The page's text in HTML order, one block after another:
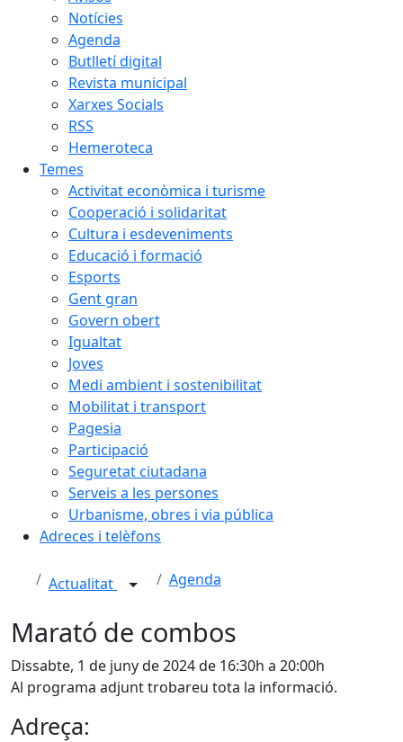
Notícies
Agenda
Butlletí digital
Revista municipal
Xarxes Socials
RSS
Hemeroteca
Temes
Activitat econòmica i turisme
Cooperació i solidaritat
Cultura i esdeveniments
Educació i formació
Esports
Gent gran
Govern obert
Igualtat
Joves
Medi ambient i sostenibilitat
Mobilitat i transport
Pagesia
Participació
Seguretat ciutadana
Serveis a les persones
Urbanisme, obres i via pública
Adreces i telèfons
Actualitat Agenda
Marató de combos
Dissabte, 1 de juny de 2024 de 16:30h a 20:00h
Al programa adjunt trobareu tota la informació.
Adreça: